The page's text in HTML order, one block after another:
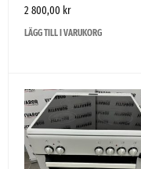
2 800,00 kr
LÄGG TILL I VARUKORG